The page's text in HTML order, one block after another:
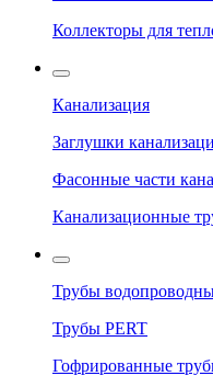
Коллекторы для
Канализация
Заглушки
Фасонные части
Канализационные
Трубы
Трубы PERT
Гофрированные